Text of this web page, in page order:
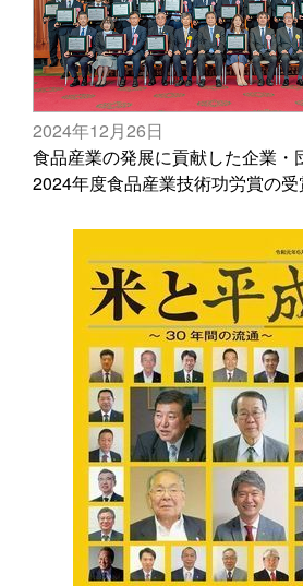
2024年12月26日
食品産業の発展に貢献した企業・
2024年度食品産業技術功労賞の受